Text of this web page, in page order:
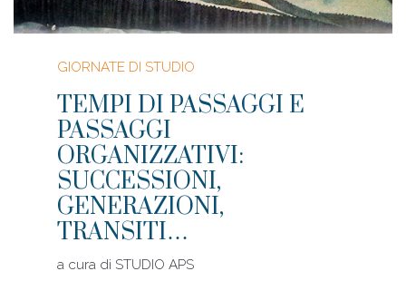
GIORNATE DI STUDIO
TEMPI DI PASSAGGI E
PASSAGGI
ORGANIZZATIVI:
SUCCESSIONI,
GENERAZIONI,
TRANSITI…
a cura di STUDIO APS